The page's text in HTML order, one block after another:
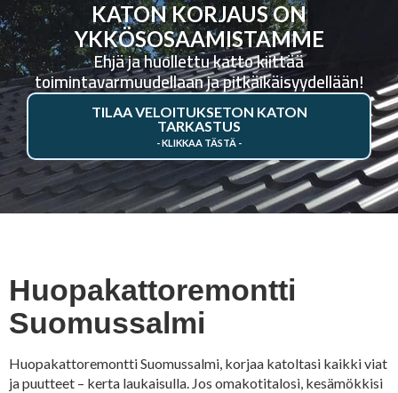
KATON KORJAUS ON
YKKÖSOSAAMISTAMME
Ehjä ja huollettu katto kiittää
toimintavarmuudellaan ja pitkäikäisyydellään!
TILAA VELOITUKSETON KATON
TARKASTUS
Huopakattoremontti
Suomussalmi
Huopakattoremontti Suomussalmi, korjaa katoltasi kaikki viat
ja puutteet – kerta laukaisulla. Jos omakotitalosi, kesämökkisi